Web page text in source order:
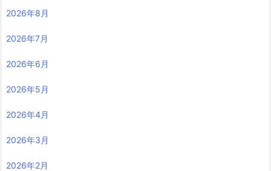
2026年8月
2026年7月
2026年6月
2026年5月
2026年4月
2026年3月
2026年2月